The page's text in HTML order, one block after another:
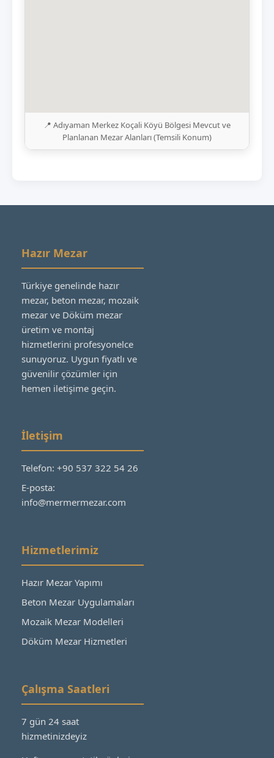
📍 Adıyaman Merkez Koçali Köyü Bölgesi Mevcut ve
Planlanan Mezar Alanları (Temsili Konum)
Hazır Mezar
Türkiye genelinde hazır
mezar, beton mezar, mozaik
mezar ve Döküm mezar
üretim ve montaj
hizmetlerini profesyonelce
sunuyoruz. Uygun fiyatlı ve
güvenilir çözümler için
hemen iletişime geçin.
İletişim
Telefon: +90 537 322 54 26
E-posta:
info@mermermezar.com
Hizmetlerimiz
Hazır Mezar Yapımı
Beton Mezar Uygulamaları
Mozaik Mezar Modelleri
Döküm Mezar Hizmetleri
Çalışma Saatleri
7 gün 24 saat
hizmetinizdeyiz